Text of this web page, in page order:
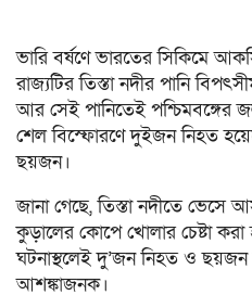
ভারি বর্ষণে ভারতের সিকিমে
রাজ্যটির তিস্তা নদীর পানি
আর সেই পানিতেই পশ্চিমবঙ্গের
শেল বিস্ফোরণে দুইজন নিহত
ছয়জন।
জানা গেছে, তিস্তা নদীতে ভেসে
কুড়ালের কোপে খোলার চেষ্টা
ঘটনাস্থলেই দু’জন নিহত ও
আশঙ্কাজনক।